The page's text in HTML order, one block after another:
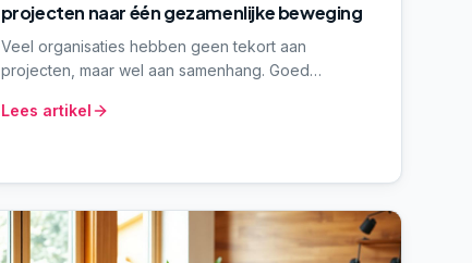
projecten naar één gezamenlijke beweging
Veel organisaties hebben geen tekort aan
projecten, maar wel aan samenhang. Goed
eigenaarschap – zodat projecten optellen tot
Lees artikel